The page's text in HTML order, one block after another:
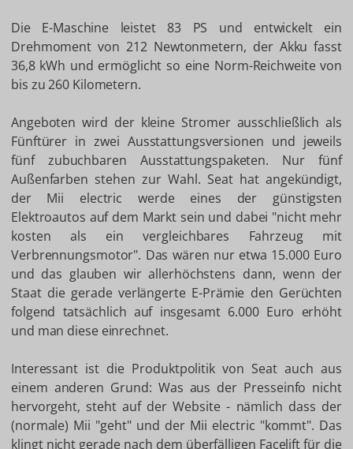
Die E-Maschine leistet 83 PS und entwickelt ein
Drehmoment von 212 Newtonmetern, der Akku fasst
36,8 kWh und ermöglicht so eine Norm-Reichweite von
bis zu 260 Kilometern.
Angeboten wird der kleine Stromer ausschließlich als
Fünftürer in zwei Ausstattungsversionen und jeweils
fünf zubuchbaren Ausstattungspaketen. Nur fünf
Außenfarben stehen zur Wahl. Seat hat angekündigt,
der Mii electric werde eines der günstigsten
Elektroautos auf dem Markt sein und dabei "nicht mehr
kosten als ein vergleichbares Fahrzeug mit
Verbrennungsmotor". Das wären nur etwa 15.000 Euro
und das glauben wir allerhöchstens dann, wenn der
Staat die gerade verlängerte E-Prämie den Gerüchten
folgend tatsächlich auf insgesamt 6.000 Euro erhöht
und man diese einrechnet.
Interessant ist die Produktpolitik von Seat auch aus
einem anderen Grund: Was aus der Presseinfo nicht
hervorgeht, steht auf der Website - nämlich dass der
(normale) Mii "geht" und der Mii electric "kommt". Das
klingt nicht gerade nach dem überfälligen Facelift für die